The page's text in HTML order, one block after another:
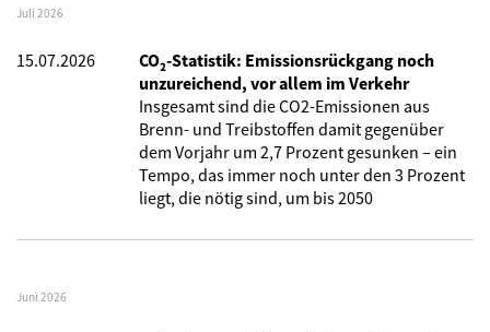
Juli 2026
15.07.2026
CO₂-Statistik: Emissionsrückgang noch
unzureichend, vor allem im Verkehr
Insgesamt sind die CO2-Emissionen aus
Brenn- und Treibstoffen damit gegenüber
dem Vorjahr um 2,7 Prozent gesunken – ein
Tempo, das immer noch unter den 3 Prozent
liegt, die nötig sind, um bis 2050
Juni 2026